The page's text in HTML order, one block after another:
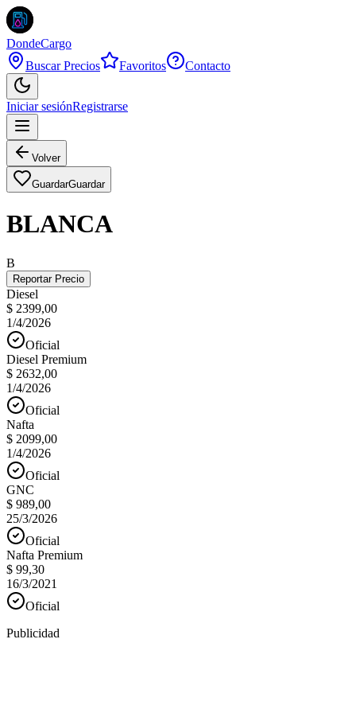
DondeCargo
Buscar Precios
Favoritos Contacto
Iniciar sesiónRegistrarse
Volver
GuardarGuardar
BLANCA
B
Reportar Precio
Diesel
$ 2399,00
1/4/2026
Oficial
Diesel Premium
$ 2632,00
1/4/2026
Oficial
Nafta
$ 2099,00
1/4/2026
Oficial
GNC
$ 989,00
25/3/2026
Oficial
Nafta Premium
$ 99,30
16/3/2021
Oficial
Publicidad